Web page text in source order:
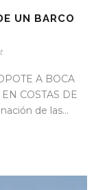
UN BARCO
A BOCA
COSTAS DE
de las...